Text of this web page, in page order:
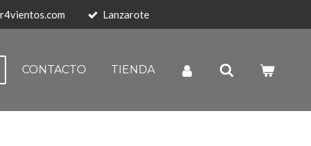
Lanzarote
CONTACTO TIENDA